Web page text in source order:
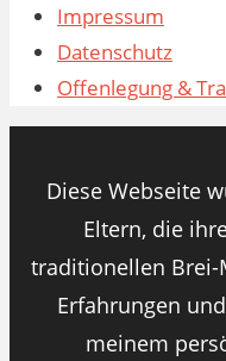
Impressum
Datenschutz
Offenlegung &
Diese Webseite
Eltern, die
traditionellen
Erfahrungen
meinem